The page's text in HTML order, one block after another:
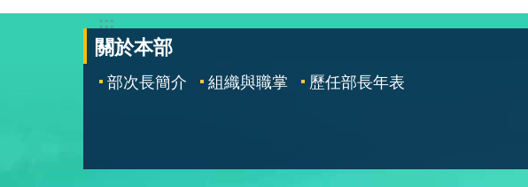
:::
關於本部
部次長簡介 組織與職掌 歷任部長年表